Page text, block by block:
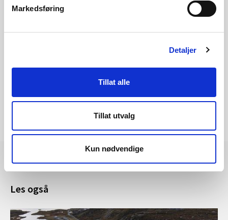
Markedsføring
Detaljer
Tillat alle
Tillat utvalg
Kun nødvendige
(UO)
Økodesignforskriften(norsk)
(norsk)
Les også